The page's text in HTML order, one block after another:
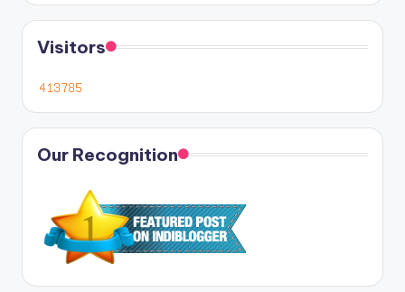
Visitors
Our Recognition